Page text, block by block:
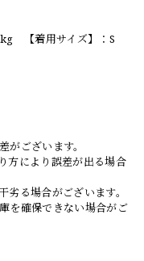
【着用サイズ】：S
ございます。
方により誤差が出る場合
る場合がございます。
を確保できない場合がご